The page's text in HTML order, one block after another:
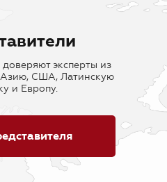
эксперты из
Азию, США, Латинскую
и Европу.